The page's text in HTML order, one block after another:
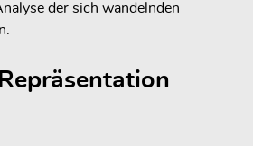
der sich wandelnden